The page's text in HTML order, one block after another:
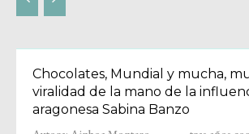
Chocolates, Mundial y mucha,
viralidad de la mano de la
aragonesa Sabina Banzo